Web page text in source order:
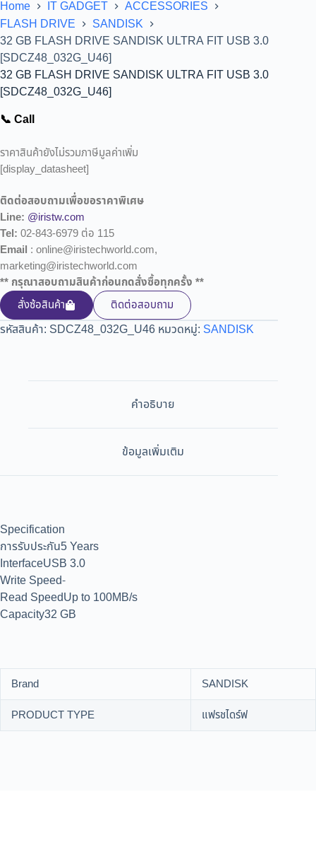
Home IT GADGET
ACCESSORIES
FLASH DRIVE
SANDISK
32 GB FLASH DRIVE SANDISK ULTRA FIT USB 3.0
[SDCZ48_032G_U46]
32 GB FLASH DRIVE SANDISK ULTRA FIT USB 3.0
[SDCZ48_032G_U46]
📞 Call
ราคาสินค้ายังไม่รวมภาษีมูลค่าเพิ่ม
[display_datasheet]
ติดต่อสอบถามเพื่อขอราคาพิเศษ
Line: @iristw.com
Tel: 02-843-6979 ต่อ 115
Email : online@iristechworld.com,
marketing@iristechworld.com
** กรุณาสอบถามสินค้าก่อนกดสั่งซื้อทุกครั้ง **
สั่งซ้อสินค้า
ติดต่อสอบถาม
รหัสสินค้า: SDCZ48_032G_U46 หมวดหมู่: SANDISK
คำอธิบาย
ข้อมูลเพิ่มเติม
Specification
การรับประกัน5 Years
InterfaceUSB 3.0
Write Speed-
Read SpeedUp to 100MB/s
Capacity32 GB
Brand
SANDISK
PRODUCT TYPE
แฟรชไดร์ฟ